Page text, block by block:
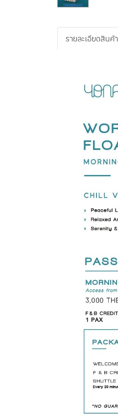
รายละเอียดสินค้า